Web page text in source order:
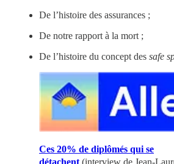
De l’histoire des assurances ;
De notre rapport à la mort ;
De l’histoire du concept des safe
Ces 20% de diplômés qui se
détachent (interview de Jean-